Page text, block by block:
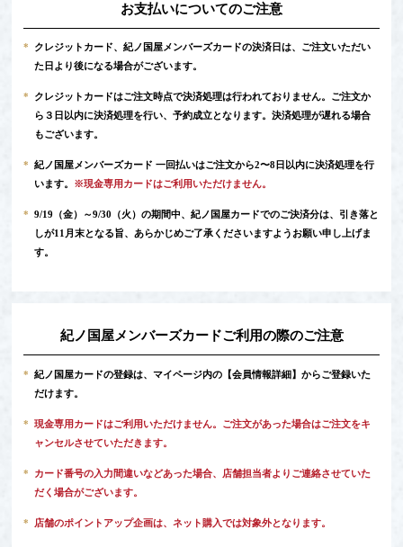
お支払いについてのご注意
*
クレジットカード、紀ノ国屋メンバーズカードの決済日は、ご注文いただい
た日より後になる場合がございます。
*
クレジットカードはご注文時点で決済処理は行われておりません。ご注文か
ら３日以内に決済処理を行い、予約成立となります。決済処理が遅れる場合
もございます。
*
紀ノ国屋メンバーズカード 一回払いはご注文から2〜8日以内に決済処理を行
います。 ※現金専用カードはご利用いただけません。
*
9/19（金）～9/30（火）の期間中、紀ノ国屋カードでのご決済分は、引き落と
しが11月末となる旨、あらかじめご了承くださいますようお願い申し上げま
す。
紀ノ国屋メンバーズカードご利用の際のご注意
* 紀ノ国屋カードの登録は、マイページ内の 【会員情報詳細】 からご登録いた
だけます。
*
現金専用カードはご利用いただけません。ご注文があった場合はご注文をキ
ャンセルさせていただきます。
*
カード番号の入力間違いなどあった場合、店舗担当者よりご連絡させていた
だく場合がございます。
* 店舗のポイントアップ企画は、ネット購入では対象外となります。